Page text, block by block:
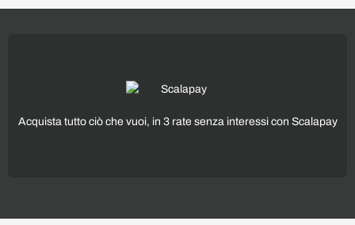
Acquista tutto ciò che vuoi, in 3 rate senza interessi con Scalapay